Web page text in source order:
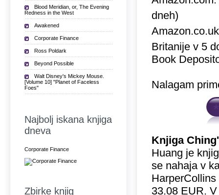
dneh)
Britanije v 5
Book
Nalagam
Knjiga
Huang je
se nahaja v
33.08 EUR.
Blood Meridian, or, The Evening
Redness in the West
Awakened
Corporate Finance
Ross Poldark
Beyond Possible
Walt Disney's Mickey Mouse.
[Volume 10] "Planet of Faceless
Foes"
Najbolj iskana knjiga
dneva
Corporate Finance
Zbirke knjig